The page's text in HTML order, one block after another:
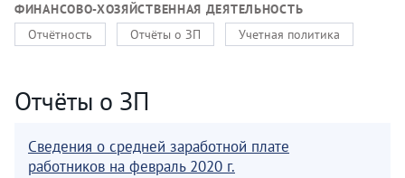
ФИНАНСОВО-ХОЗЯЙСТВЕННАЯ ДЕЯТЕЛЬНОСТЬ
Отчётность
Отчёты о ЗП Учетная политика
Отчёты о ЗП
Сведения о средней заработной плате
работников на февраль 2020 г.